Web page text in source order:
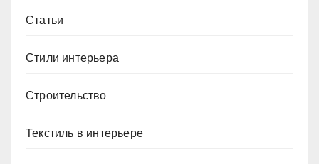
Статьи
Стили интерьера
Строительство
Текстиль в интерьере